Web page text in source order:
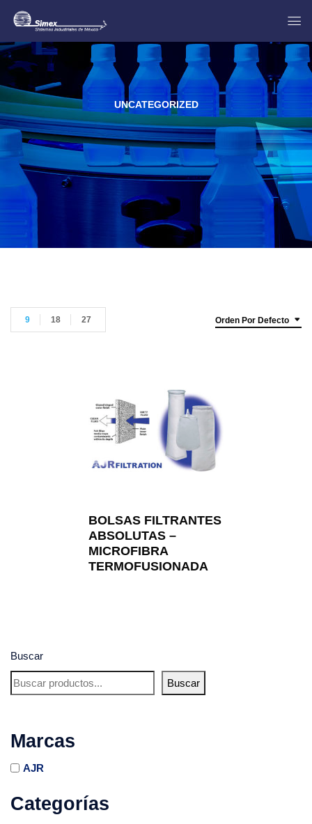
UNCATEGORIZED
Buscar
Buscar
Marcas
AJR
Categorías
Orden Por Defecto
9 18 27
BOLSAS FILTRANTES
ABSOLUTAS –
MICROFIBRA
TERMOFUSIONADA